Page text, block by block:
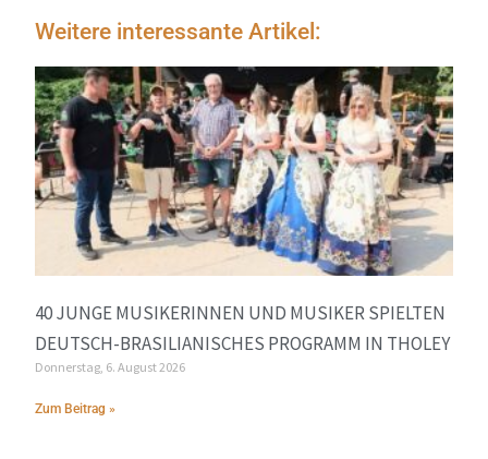
Weitere interessante Artikel:
40 JUNGE MUSIKERINNEN UND MUSIKER SPIELTEN
DEUTSCH-BRASILIANISCHES PROGRAMM IN THOLEY
Donnerstag, 6. August 2026
Zum Beitrag »